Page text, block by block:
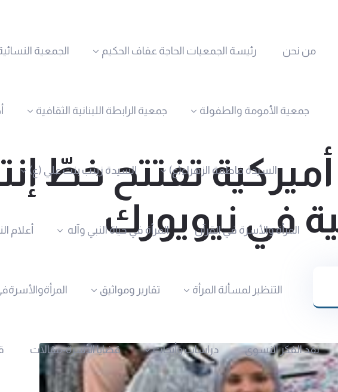
من نحن رئيسة الجمعيات الحاجة عفاف الحكيم الجمعية
جمعية الأمومة والطفولة جمعية الرابطة اللبنانية الثقافية
السيدة فاطمة الزهراء(ع) السيدة زينب بنت علي (ع)
المرأة والأسرة في القرآن المرأة في حياة النبي وآله أعلام
التنظير لمسألة المرأة تقارير ومواثيق
نقد الفكر النسوي دراسات وأبحاث قضايا الأسرة-مقالات
تفتتح خطّ
في نیویورك